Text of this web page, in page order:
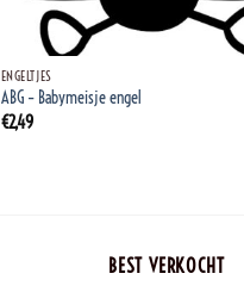
ENGELTJES
ABG – Babymeisje engel
€2,49
BEST VERKOCHT